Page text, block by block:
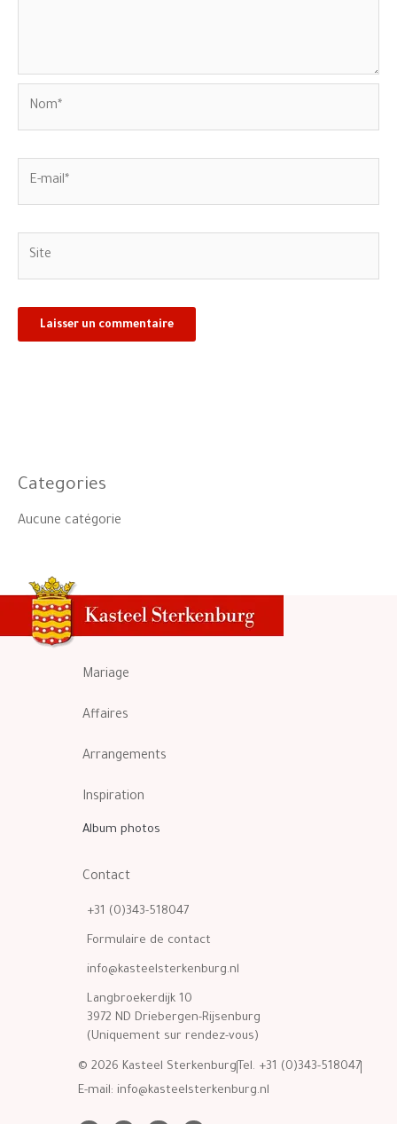
Categories
Aucune catégorie
Mariage
Affaires
Arrangements
Inspiration
Album photos
Contact
+31 (0)343-518047
Formulaire de contact
info@kasteelsterkenburg.nl
Langbroekerdijk 10
3972 ND Driebergen-Rijsenburg
(Uniquement sur rendez-vous)
© 2026 Kasteel Sterkenburg Tel. +31 (0)343-518047
E-mail: info@kasteelsterkenburg.nl